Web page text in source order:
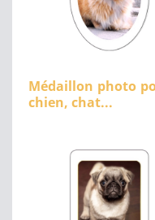
Médaillon photo
chien, chat...